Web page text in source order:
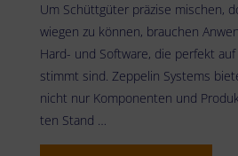
Um Schütt­gü­ter prä­zi­se mischen,
wie­gen zu kön­nen, brau­chen
Hard- und Soft­ware, die per­fekt
stimmt sind. Zep­pe­lin Sys­tems
nicht nur Kom­po­nen­ten und
ten Stand …